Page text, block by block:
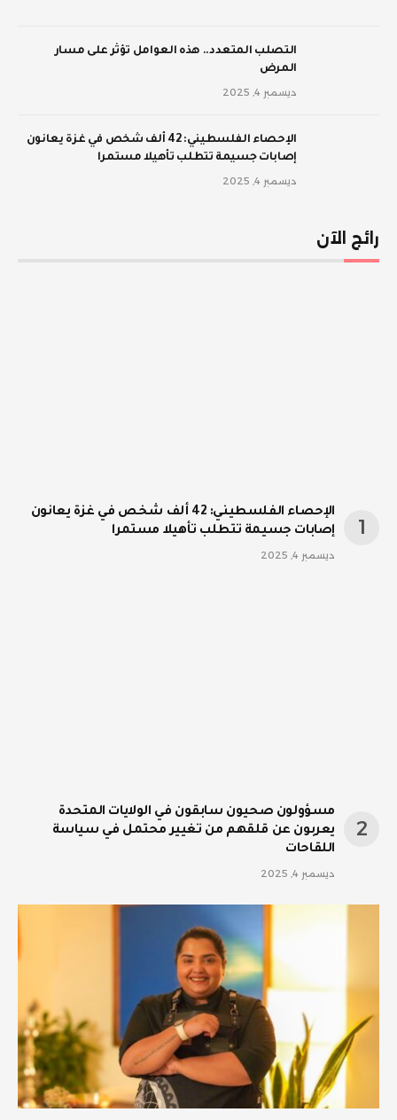
‫التصلب المتعدد.. هذه العوامل تؤثر على مسار
المرض
ديسمبر 4, 2025
الإحصاء الفلسطيني: 42 ألف شخص في غزة يعانون
إصابات جسيمة تتطلب تأهيلا مستمرا
ديسمبر 4, 2025
رائج الآن
الإحصاء الفلسطيني: 42 ألف شخص في غزة يعانون
إصابات جسيمة تتطلب تأهيلا مستمرا
ديسمبر 4, 2025
مسؤولون صحيون سابقون في الولايات المتحدة
يعربون عن قلقهم من تغيير محتمل في سياسة
اللقاحات
ديسمبر 4, 2025